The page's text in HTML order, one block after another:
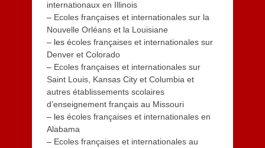
internationaux en Illinois
– Ecoles françaises et internationales sur la
Nouvelle Orléans et la Louisiane
– les écoles françaises et internationales sur
Denver et Colorado
– Ecoles françaises et internationales sur
Saint Louis, Kansas City et Columbia et
autres établissements scolaires
d’enseignement français au Missouri
– lesécoles françaises et internationales en
Alabama
– Ecoles françaises et internationales au